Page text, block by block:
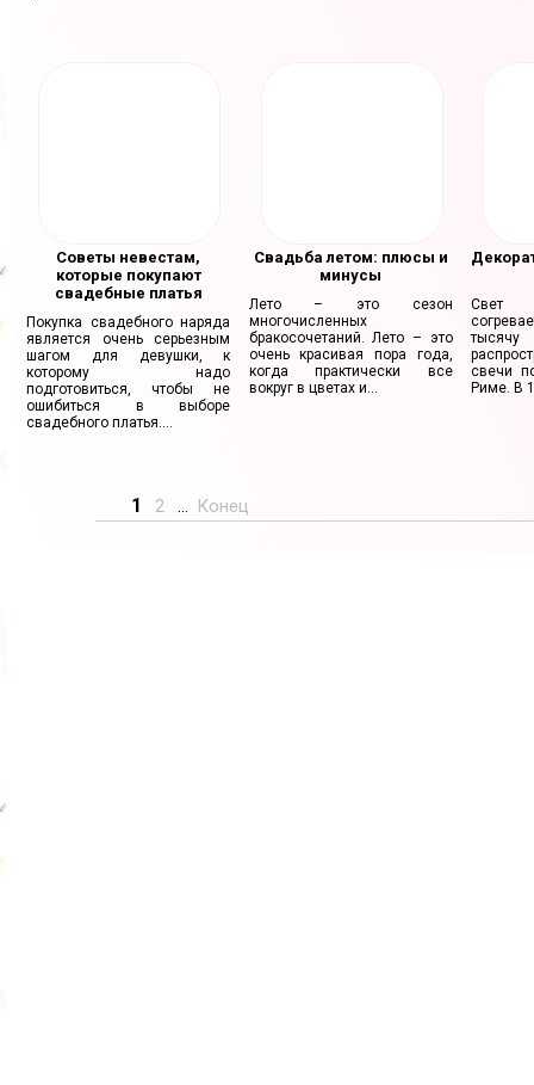
Советы невестам,
которые покупают
свадебные платья
Покупка свадебного наряда
является очень серьезным
шагом для девушки, к
которому надо
подготовиться, чтобы не
ошибиться в выборе
свадебного платья....
Свадьба летом: плюсы и
минусы
Лето – это сезон
многочисленных
бракосочетаний. Лето – это
очень красивая пора года,
когда практически все
вокруг в цветах и...
Свет
свечи
Риме. В
1 2 ... Конец